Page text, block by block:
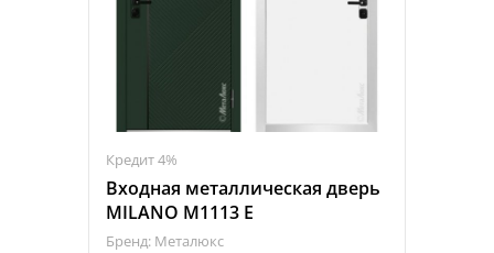
Кредит 4%
Входная металлическая дверь
MILANO M1113 Е
Бренд: Металюкс